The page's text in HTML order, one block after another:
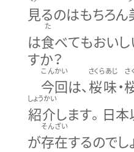
見るのはもちろん
は食
た
べてもおい
すか？
今回
こんかい
は、桜味
さくらあじ
・
さ
紹介
しょうかい
します。日
が存在
そんざい
するのでし